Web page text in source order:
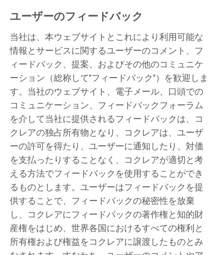
ユーザーのフィードバック
当社は、本ウェブサイトとこれにより利用可能な
情報とサービスに関するユーザーのコメント、フ
ィードバック、提案、およびその他のコミュニケ
ーション（総称して"フィードバック"）を歓迎しま
す。当社のウェブサイト、電子メール、口頭での
コミュニケーション、フィードバックフォーラム
を介して当社に提供されるフィードバックは、コ
クレアの独占所有物となり、コクレアは、ユーザ
ーの許可を得たり、ユーザーに通知したり、対価
を支払ったりすることなく、コクレアが適切と考
える方法でフィードバックを使用することができ
るものとします。ユーザーはフィードバックを提
供することで、フィードバックの秘密性を放棄
し、コクレアにフィードバックの著作権と知的財
産権をはじめ、世界各国におけるすべての権利と
所有権および権益をコクレアに譲渡したものとみ